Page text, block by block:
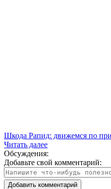
Шкода Рапид: движемся по
Читать далее
Обсуждения:
Добавьте свой комментарий: